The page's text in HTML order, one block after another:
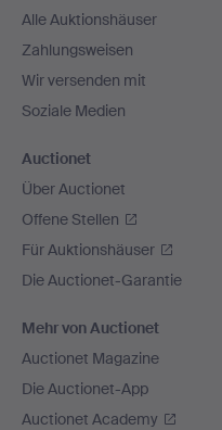
Alle Auktionshäuser
Zahlungsweisen
Wir versenden mit
Soziale Medien
Auctionet
Über Auctionet
Offene Stellen
Für Auktionshäuser
Die Auctionet-Garantie
Mehr von Auctionet
Auctionet Magazine
Die Auctionet-App
Auctionet Academy